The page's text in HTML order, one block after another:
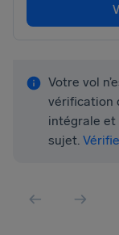
Votre vol
vérification
intégrale et
sujet.